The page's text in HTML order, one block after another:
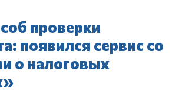
проверки
появился сервис со
о налоговых